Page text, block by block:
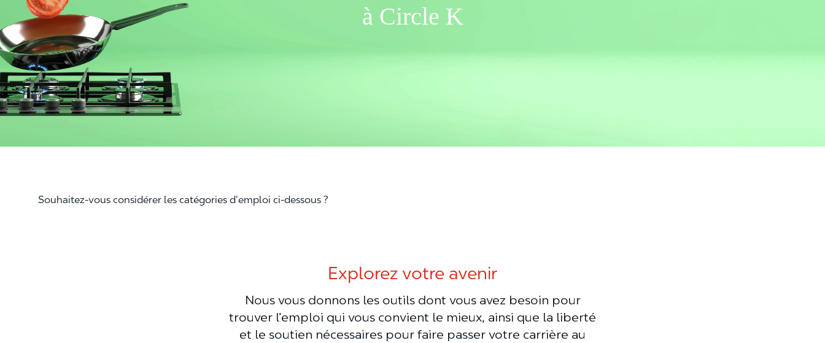
à Circle K
Souhaitez-vous considérer les catégories d’emploi ci-dessous ?
Explorez votre avenir
Nous vous donnons les outils dont vous avez besoin pour
trouver l’emploi qui vous convient le mieux, ainsi que la liberté
et le soutien nécessaires pour faire passer votre carrière au